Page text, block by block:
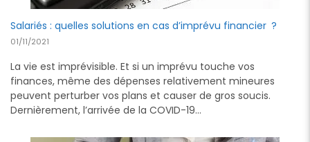
Salariés : quelles solutions en cas d’imprévu financier ?
01/11/2021
La vie est imprévisible. Et si un imprévu touche vos
finances, même des dépenses relativement mineures
peuvent perturber vos plans et causer de gros soucis.
Dernièrement, l’arrivée de la COVID-19…